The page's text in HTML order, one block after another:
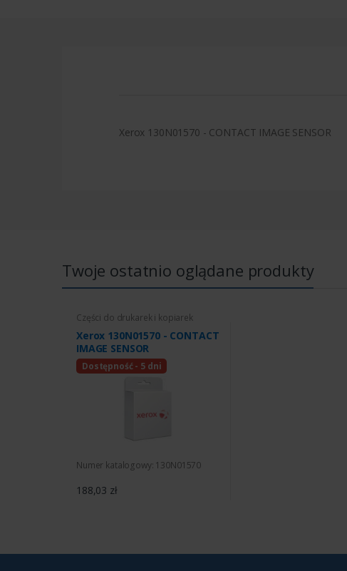
Xerox 130N01570 - CONTACT IMAGE SENSOR
Twoje ostatnio oglądane produkty
Części do drukarek i kopiarek
Xerox 130N01570 - CONTACT
IMAGE SENSOR
Dostępność - 5 dni
Numer katalogowy: 130N01570
188,03 zł